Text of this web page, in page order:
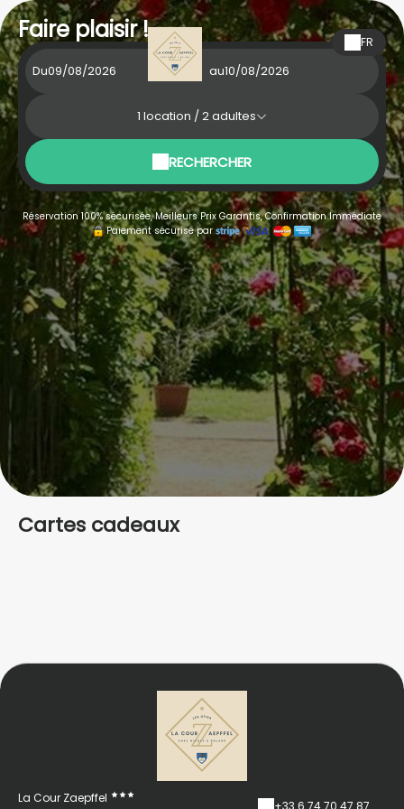
FR
Faire plaisir !
Du au
1 location /2adultes
RECHERCHER
Réservation 100% sécurisée, Meilleurs Prix Garantis, Confirmation Immédiate
Paiement sécurisé par
Cartes cadeaux
La Cour Zaepffel
+33 6 74 70 47 87